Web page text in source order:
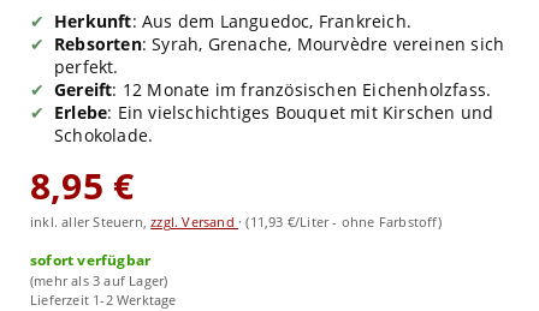
Herkunft: Aus dem Languedoc, Frankreich.
Rebsorten: Syrah, Grenache, Mourvèdre vereinen sich
perfekt.
Gereift: 12 Monate im französischen Eichenholzfass.
Erlebe: Ein vielschichtiges Bouquet mit Kirschen und
Schokolade.
8,95 €
inkl. aller Steuern,zzgl. Versand ·(11,93 €/Liter - ohne Farbstoff)
sofort verfügbar
(mehr als 3 auf Lager)
Lieferzeit 1-2 Werktage